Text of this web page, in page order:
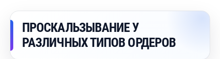
ПРОСКАЛЬЗЫВАНИЕ У
РАЗЛИЧНЫХ ТИПОВ ОРДЕРО